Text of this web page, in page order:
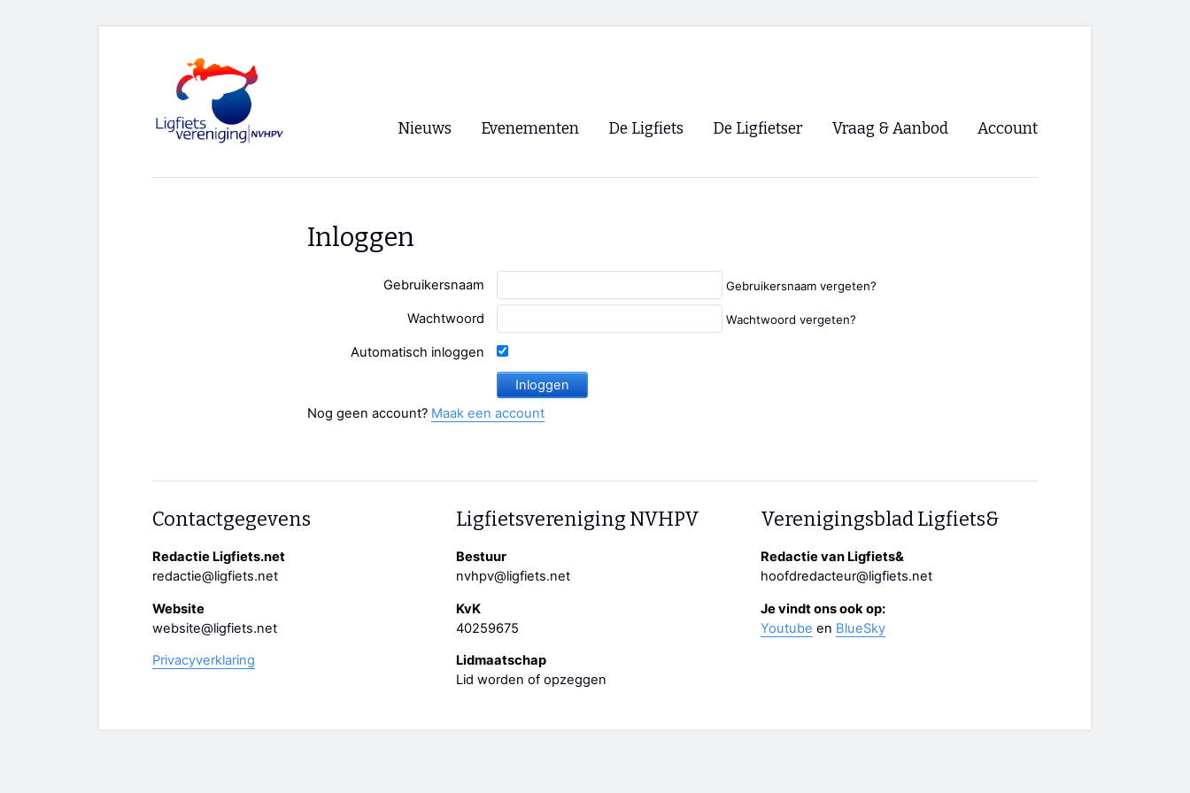
Nieuws Evenementen
Paastreffen
Oliebollentocht
De Ligfiets De Ligfietser
Lokale Fietsverenigingen
Vraag & Aanbod Account
Inloggen
Gebruikersnaam Gebruikersnaam vergeten?
Wachtwoord Wachtwoord vergeten?
Automatisch inloggen
Nog geen account? Maak een account
Contactgegevens
Redactie Ligfiets.net
redactie@ligfiets.net
Website
website@ligfiets.net
Privacyverklaring
Ligfietsvereniging NVHPV
Bestuur
nvhpv@ligfiets.net
KvK
40259675
Lidmaatschap
Lid worden of opzeggen
Verenigingsblad Ligfiets&
Redactie van Ligfiets&
hoofdredacteur@ligfiets.net
Je vindt ons ook op:
Youtube en BlueSky